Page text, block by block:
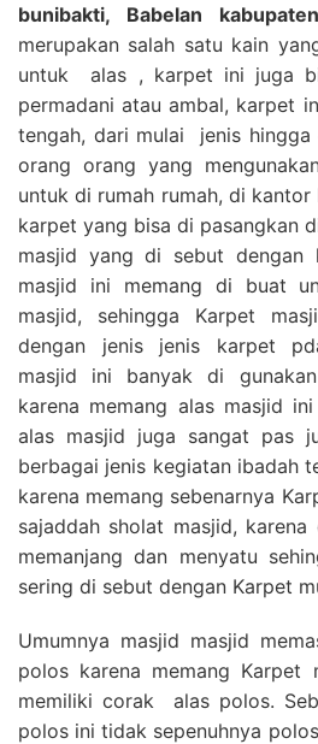
bunibakti, Babelan
merupakan salah satu kain
untuk alas , karpet ini juga
permadani atau ambal, karpet
tengah, dari mulai jenis
orang orang yang
untuk di rumah rumah, di
karpet yang bisa di pasangkan
masjid yang di sebut dengan
masjid ini memang di buat
masjid, sehingga Karpet
dengan jenis jenis karpet
masjid ini banyak di
karena memang alas masjid
alas masjid juga sangat pas
berbagai jenis kegiatan ibadah
karena memang sebenarnya
sajaddah sholat masjid,
memanjang dan menyatu
sering di sebut dengan Karpet
Umumnya masjid masjid
polos karena memang
memiliki corak alas polos.
polos ini tidak sepenuhnya